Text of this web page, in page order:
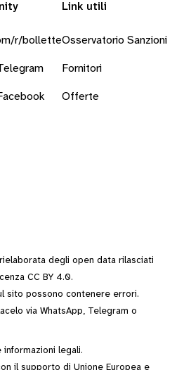
r/bollette
Link utili
Osservatorio Sanzioni
Fornitori
Offerte
degli open data rilasciati
CC BY 4.0.
sito possono contenere errori.
via WhatsApp, Telegram o
informazioni legali.
il supporto di Unione Europea e